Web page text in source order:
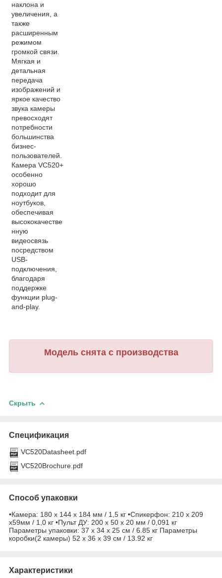
наклона и
увеличения, а
также
расширенным
режимом
громкой связи.
Мягкая и
детальная
передача
изображений и
яркое качество
звука камеры
превосходят
потребности
большинства
бизнес-
пользователей.
Камера VC520+
особенно
хорошо
подходит для
ноутбуков,
обеспечивая
высококачестве
нную
видеосвязь
посредством
USB-
подключения,
благодаря
поддержке
функции plug-
and-play.
Модель снята с производства
Скрыть
Спецификация
VC520Datasheet.pdf
VC520Brochure.pdf
Способ упаковки
•Камера: 180 x 144 x 184 мм / 1,5 кг •Спикерфон: 210 x 209
x59мм / 1,0 кг •Пульт ДУ: 200 x 50 x 20 мм / 0,091 кг
Параметры упаковки: 37 x 34 x 25 см / 6.85 кг Параметры
коробки(2 камеры) 52 x 36 x 39 см / 13.92 кг
Характеристики